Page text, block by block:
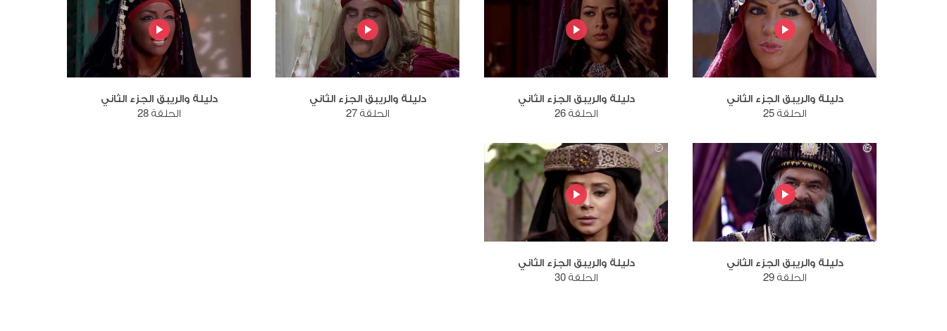
دليلة والريبق الجزء الثاني
الحلقة 25
دليلة والريبق الجزء الثاني
الحلقة 26
دليلة والريبق الجزء الثاني
الحلقة 27
دليلة والريبق الجزء الثاني
الحلقة 28
دليلة والريبق الجزء الثاني
الحلقة 29
دليلة والريبق الجزء الثاني
الحلقة 30